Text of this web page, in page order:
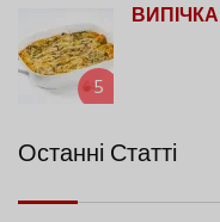
5
Останні Статті